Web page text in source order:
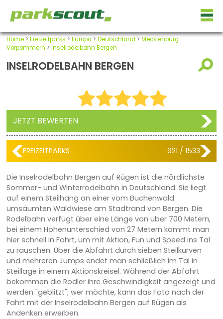
Home> Freizeitparks > Europa > Deutschland > Mecklenburg-
Vorpommern > Inselrodelbahn Bergen
INSELRODELBAHN BERGEN
JETZT BEWERTEN
FREIZEITPARKS 921 / 1533
Die Inselrodelbahn Bergen auf Rügen ist die nördlichste
Sommer- und Winterrodelbahn in Deutschland. Sie liegt
auf einem Steilhang an einer vom Buchenwald
umsäumten Waldwiese am Stadtrand von Bergen. Die
Rodelbahn verfügt über eine Länge von über 700 Metern,
bei einem Höhenunterschied von 27 Metern kommt man
hier schnell in Fahrt, um mit Aktion, Fun und Speed ins Tal
zu rauschen. Über die Abfahrt durch sieben Steilkurven
und mehreren Jumps endet man schließlich im Tal in
Steillage in einem Aktionskreisel. Während der Abfahrt
bekommen die Rodler ihre Geschwindigkeit angezeigt und
werden "geblitzt"; wer möchte, kann das Foto nach der
Fahrt mit der Inselrodelbahn Bergen auf Rügen als
Andenken erwerben.